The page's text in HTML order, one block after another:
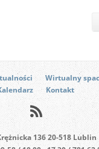
Wirtualny
Kontakt
136 20-518 Lublin